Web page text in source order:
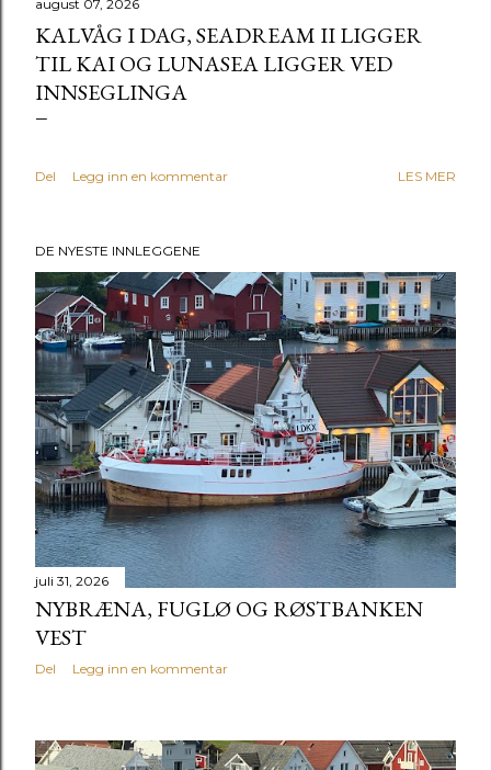
august 07, 2026
KALVÅG I DAG, SEADREAM II LIGGER
TIL KAI OG LUNASEA LIGGER VED
INNSEGLINGA
Del Legg inn en kommentar LES MER
DE NYESTE INNLEGGENE
juli 31, 2026
NYBRÆNA, FUGLØ OG RØSTBANKEN
VEST
Del Legg inn en kommentar